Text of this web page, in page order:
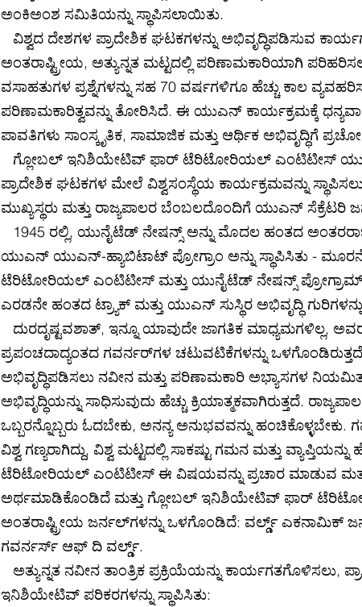
ಅಂಕಿಅಂಶ ಸಮಿತಿಯನ್ನು ಸ್ಥಾಪಿಸಲಾಯಿತು.
ವಿಶ್ವದ ದೇಶಗಳ ಪ್ರಾದೇಶಿಕ ಘಟಕಗಳನ್ನು ಅಭಿವೃದ್ಧಿಪಡಿಸುವ
ಅಂತರಾಷ್ಟ್ರೀಯ, ಅತ್ಯುನ್ನತ ಮಟ್ಟದಲ್ಲಿ ಪರಿಣಾಮಕಾರಿಯಾಗಿ
ವಸಾಹತುಗಳ ಪ್ರಶ್ನೆಗಳನ್ನು ಸಹ 70 ವರ್ಷಗಳಿಗೂ ಹೆಚ್ಚು ಕಾಲ
ಪರಿಣಾಮಕಾರಿತ್ವವನ್ನು ತೋರಿಸಿದೆ. ಈ ಯುಎನ್ ಕಾರ್ಯಕ್ರಮಕ್ಕೆ
ಪಾವತಿಗಳು ಸಾಂಸ್ಕೃತಿಕ, ಸಾಮಾಜಿಕ ಮತ್ತು ಆರ್ಥಿಕ ಅಭಿವೃದ್ಧಿಗೆ
ಗ್ಲೋಬಲ್ ಇನಿಶಿಯೇಟಿವ್ ಫಾರ್ ಟೆರಿಟೋರಿಯಲ್ ಎಂಟಿಟೀಸ್
ಪ್ರಾದೇಶಿಕ ಘಟಕಗಳ ಮೇಲೆ ವಿಶ್ವಸಂಸ್ಥೆಯ ಕಾರ್ಯಕ್ರಮವನ್ನು ಸ್ಥಾಪಿಸಲು
ಮುಖ್ಯಸ್ಥರು ಮತ್ತು ರಾಜ್ಯಪಾಲರ ಬೆಂಬಲದೊಂದಿಗೆ ಯುಎನ್ ಸೆಕ್ರೆಟರಿ
1945 ರಲ್ಲಿ, ಯುನೈಟೆಡ್ ನೇಷನ್ಸ್ ಅನ್ನು ಮೊದಲ ಹಂತದ
ಯುಎನ್ ಯುಎನ್-ಹ್ಯಾಬಿಟಾಟ್ ಪ್ರೋಗ್ರಾಂ ಅನ್ನು ಸ್ಥಾಪಿಸಿತು -
ಟೆರಿಟೋರಿಯಲ್ ಎಂಟಿಟೀಸ್ ಮತ್ತು ಯುನೈಟೆಡ್ ನೇಷನ್ಸ್
ಎರಡನೇ ಹಂತದ ಟ್ರ್ಯಾಕ್ ಮತ್ತು ಯುಎನ್ ಸುಸ್ಥಿರ ಅಭಿವೃದ್ಧಿ
ದುರದೃಷ್ಟವಶಾತ್, ಇನ್ನೂ ಯಾವುದೇ ಜಾಗತಿಕ ಮಾಧ್ಯಮಗಳಿಲ್ಲ,
ಪ್ರಪಂಚದಾದ್ಯಂತದ ಗವರ್ನರ್‌ಗಳ ಚಟುವಟಿಕೆಗಳನ್ನು
ಅಭಿವೃದ್ಧಿಪಡಿಸಲು ನವೀನ ಮತ್ತು ಪರಿಣಾಮಕಾರಿ ಅಭ್ಯಾಸಗಳ ನಿಯಮಿತ
ಅಭಿವೃದ್ಧಿಯನ್ನು ಸಾಧಿಸುವುದು ಹೆಚ್ಚು ಕ್ರಿಯಾತ್ಮಕವಾಗಿರುತ್ತದೆ.
ಒಬ್ಬರನ್ನೊಬ್ಬರು ಓದಬೇಕು, ಅನನ್ಯ ಅನುಭವವನ್ನು
ವಿಶ್ವ ಗಣ್ಯರಾಗಿದ್ದು, ವಿಶ್ವ ಮಟ್ಟದಲ್ಲಿ ಸಾಕಷ್ಟು ಗಮನ ಮತ್ತು
ಟೆರಿಟೋರಿಯಲ್ ಎಂಟಿಟೀಸ್ ಈ ವಿಷಯವನ್ನು ಪ್ರಚಾರ ಮಾಡುವ
ಅರ್ಥಮಾಡಿಕೊಂಡಿದೆ ಮತ್ತು ಗ್ಲೋಬಲ್ ಇನಿಶಿಯೇಟಿವ್ ಫಾರ್
ಅಂತರಾಷ್ಟ್ರೀಯ ಜರ್ನಲ್‌ಗಳನ್ನು ಒಳಗೊಂಡಿದೆ: ವರ್ಲ್ಡ್ ಎಕನಾಮಿಕ್
ಗವರ್ನರ್ಸ್ ಆಫ್ ದಿ ವರ್ಲ್ಡ್.
ಅತ್ಯುನ್ನತ ನವೀನ ತಾಂತ್ರಿಕ ಪ್ರಕ್ರಿಯೆಯನ್ನು ಕಾರ್ಯಗತಗೊಳಿಸಲು,
ಇನಿಶಿಯೇಟಿವ್ ಪರಿಕರಗಳನ್ನು ಸ್ಥಾಪಿಸಿತು: